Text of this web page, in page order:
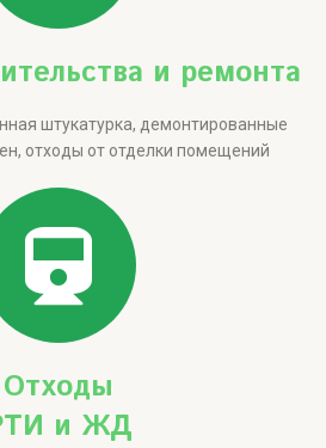
и ремонта
штукатурка, демонтированные
отходы от отделки помещений
Отходы
и ЖД